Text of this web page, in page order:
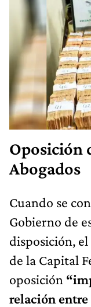
Oposición
Abogados
Cuando se
Gobierno de
disposición,
de la Capital
oposición
relación